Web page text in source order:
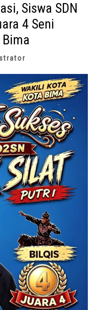
Siswa SDN
4 Seni